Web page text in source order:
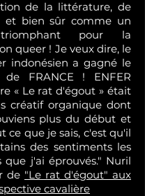
de la littérature, de
et bien sûr comme un
pour la
queer ! Je veux dire, le
indonésien a gagné le
FRANCE ! ENFER
« Le rat d'égout » était
créatif organique dont
plus du début et
ce que je sais, c'est qu'il
des sentiments les
que j'ai éprouvés." Nuril
de "Le rat d'égout" aux
cavalière